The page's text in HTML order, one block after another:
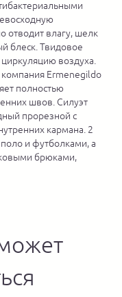
отводит влагу, шелк
блеск. Твидовое
воздуха.
компания Ermenegildo
полностью
швов. Силуэт
прорезной с
кармана. 2
и футболками, а
брюками,